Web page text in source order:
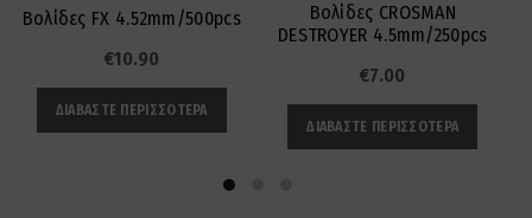
Βολίδες FX 4.52mm/500pcs
€10.90
ΔΙΑΒΆΣΤΕ ΠΕΡΙΣΣΌΤΕΡΑ
Βολίδες CROSMAN
DESTROYER 4.5mm/250pcs
€7.00
ΔΙΑΒΆΣΤΕ ΠΕΡΙΣΣΌΤΕΡΑ